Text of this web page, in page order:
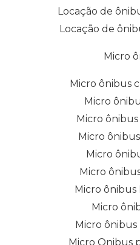
Locação de
Locação de
Micro
Micro ônibus
Micro
Micro
Micro
Micro
Micro
Micro
Micro
Micro
Micro Onibus